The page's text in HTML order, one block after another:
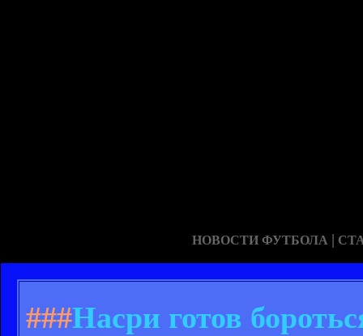
НОВОСТИ ФУТБОЛА |
###Насри готов